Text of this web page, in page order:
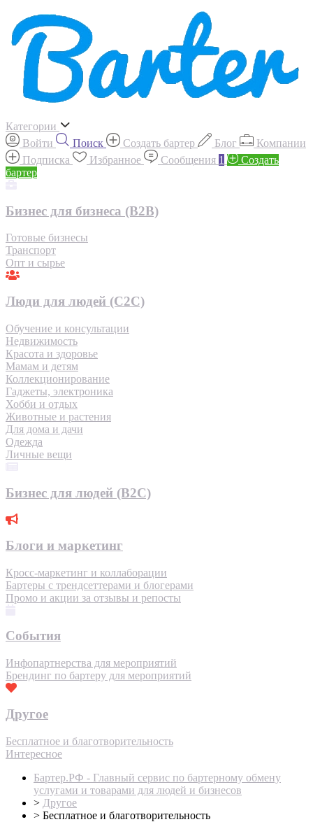
Категории
Войти
Поиск Создать бартер Блог
Компании
Подписка
Избранное Сообщения 1
Создать
бартер
Бизнес для бизнеса (B2B)
Готовые бизнесы
Транспорт
Опт и сырье
Люди для людей (С2С)
Обучение и консультации
Недвижимость
Красота и здоровье
Мамам и детям
Коллекционирование
Гаджеты, электроника
Хобби и отдых
Животные и растения
Для дома и дачи
Одежда
Личные вещи
Бизнес для людей (B2C)
Блоги и маркетинг
Кросс-маркетинг и коллаборации
Бартеры с трендсеттерами и блогерами
Промо и акции за отзывы и репосты
События
Инфопартнерства для мероприятий
Брендинг по бартеру для мероприятий
Другое
Бесплатное и благотворительность
Интересное
Бартер.РФ - Главный сервис по бартерному обмену
услугами и товарами для людей и бизнесов
> Другое
> Бесплатное и благотворительность